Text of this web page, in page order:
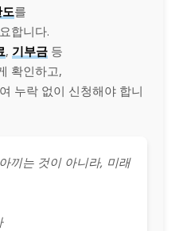
를
합니다.
, 기부금 등
확인하고,
누락 없이 신청해야 합니
끼는 것이 아니라, 미래